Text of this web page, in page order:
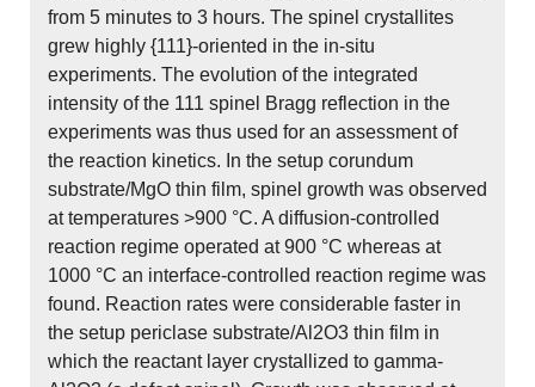
from 5 minutes to 3 hours. The spinel crystallites
grew highly {111}-oriented in the in-situ
experiments. The evolution of the integrated
intensity of the 111 spinel Bragg reflection in the
experiments was thus used for an assessment of
the reaction kinetics. In the setup corundum
substrate/MgO thin film, spinel growth was observed
at temperatures >900 °C. A diffusion-controlled
reaction regime operated at 900 °C whereas at
1000 °C an interface-controlled reaction regime was
found. Reaction rates were considerable faster in
the setup periclase substrate/Al2O3 thin film in
which the reactant layer crystallized to gamma-